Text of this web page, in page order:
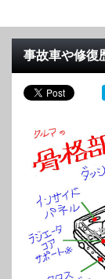
事故車や修復